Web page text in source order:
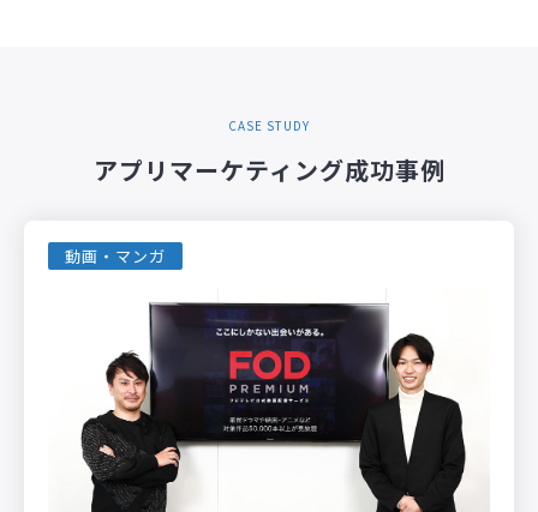
CASE STUDY
アプリマーケティング成功事例
動画・マンガ